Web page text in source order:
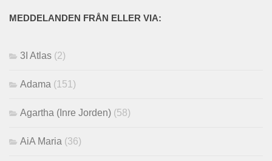
MEDDELANDEN FRÅN ELLER VIA:
3I Atlas (2)
Adama (151)
Agartha (Inre Jorden) (58)
AiA Maria (36)